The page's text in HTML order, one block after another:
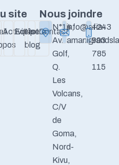
site
Activités
Equipe
Notre
blog
Contact
Nous joindre
N°14,
Av.
Golf,
Q.
Les
Volcans,
C/V
de
Goma,
Nord-
Kivu,
info@afia-
+243
993
785
115